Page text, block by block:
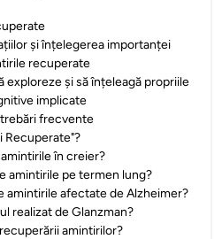
și înțelegerea importanței
recuperate
exploreze și să înțeleagă propriile
implicate
frecvente
Recuperate"?
în creier?
amintirile pe termen lung?
amintirile afectate de Alzheimer?
realizat de Glanzman?
amintirilor?